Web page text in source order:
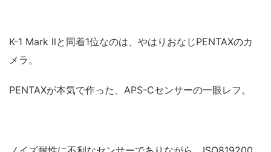
K-1 Mark llと同着1位なのは、やはりおなじPENTAXのカ
メラ。
PENTAXが本気で作った、APS-Cセンサーの一眼レフ。